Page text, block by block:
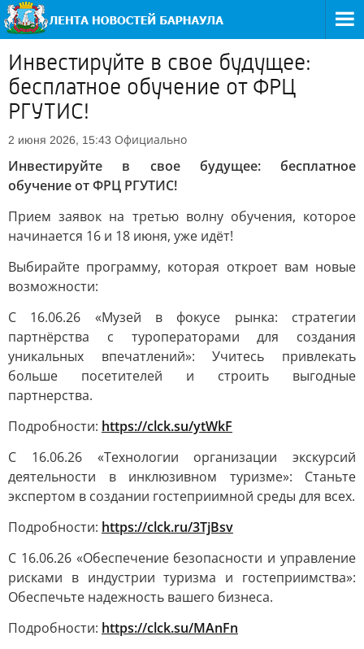
Инвестируйте в свое будущее:
бесплатное обучение от ФРЦ
РГУТИС!
2 июня 2026, 15:43 Официально
Инвестируйте в свое будущее: бесплатное
обучение от ФРЦ РГУТИС!
Прием заявок на третью волну обучения, которое
начинается 16 и 18 июня, уже идёт!
Выбирайте программу, которая откроет вам новые
возможности:
С 16.06.26 «Музей в фокусе рынка: стратегии
партнёрства с туроператорами для создания
уникальных впечатлений»: Учитесь привлекать
больше посетителей и строить выгодные
партнерства.
Подробности: https://clck.su/ytWkF
С 16.06.26 «Технологии организации экскурсий
деятельности в инклюзивном туризме»: Станьте
экспертом в создании гостеприимной среды для всех.
Подробности: https://clck.ru/3TjBsv
С 16.06.26 «Обеспечение безопасности и управление
рисками в индустрии туризма и гостеприимства»:
Обеспечьте надежность вашего бизнеса.
Подробности: https://clck.su/MAnFn